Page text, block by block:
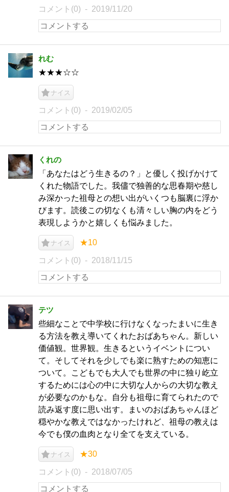
コメント(0) 2019/11/20
れむ
★★★☆☆
ナイス
コメント(0) 2019/02/05
くれの
「あなたはどう生きるの？」と優しく投げかけて
くれた物語でした。我儘で独善的な思春期や慈し
み深かった祖母との想い出がいくつも脳裏に浮か
びます。読後この切なくも清々しい胸の内をどう
表現しようかと嬉しくも悩みました。
ナイス ★10
コメント(0) 2018/11/15
テツ
些細なことで中学校に行けなくなったまいに生き
る方法を教え導いてくれたおばあちゃん。新しい
価値観。世界観。生きるというイベントについ
て。そしてそれを少しでも楽に熟すための知恵に
ついて。こどもでも大人でも世界の中に独り屹立
するためには心の中に大切な人からの大切な教え
が必要なのかもな。自分も祖母に育てられたので
読み返す度に思い出す。まいのおばあちゃんほど
穏やかな教えではなかったけれど、祖母の教えは
今でも僕の血肉となり全てを支えている。
ナイス ★30
コメント(0) 2018/07/05